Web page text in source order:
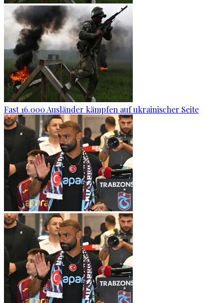
Fast 16.000 Ausländer kämpfen auf ukrainischer Seite